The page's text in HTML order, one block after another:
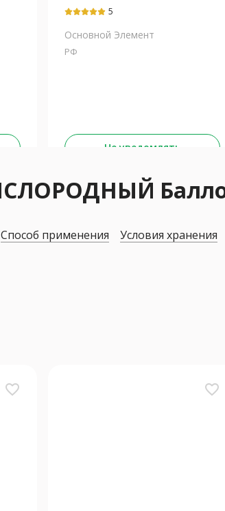
5
Основной Элемент
РФ
Не уведомлять
Способ применения Условия хранения
favorite_border favorite_border